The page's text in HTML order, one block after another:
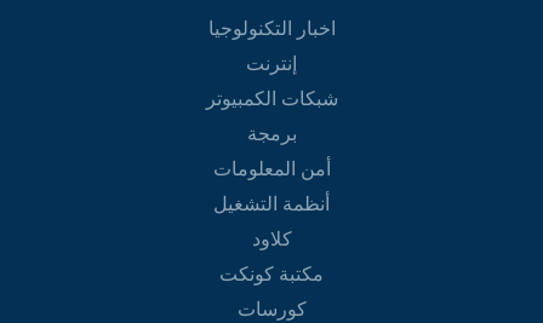
اخبار التكنولوجيا
إنترنت
شبكات الكمبيوتر
برمجة
أمن المعلومات
أنظمة التشغيل
كلاود
مكتبة كونكت
كورسات